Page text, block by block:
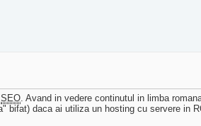
SEO. Avand in vedere continutul in limba
bifat) daca ai utiliza un hosting cu servere